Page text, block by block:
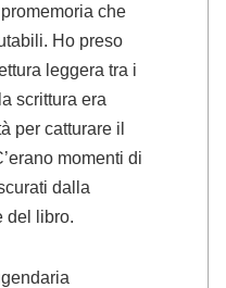
che
Ho preso
leggera tra i
scrittura era
per catturare il
momenti di
dalla
del libro.